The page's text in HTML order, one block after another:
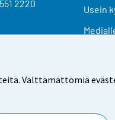
Välttämättömiä
2220
Usein